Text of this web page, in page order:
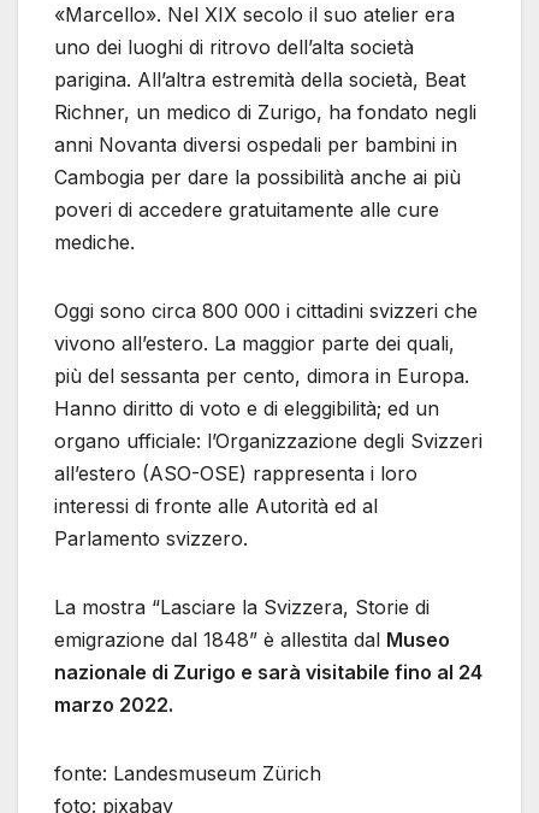
«Marcello». Nel XIX secolo il suo atelier era
uno dei luoghi di ritrovo dell’alta società
parigina. All’altra estremità della società, Beat
Richner, un medico di Zurigo, ha fondato negli
anni Novanta diversi ospedali per bambini in
Cambogia per dare la possibilità anche ai più
poveri di accedere gratuitamente alle cure
mediche.
Oggi sono circa 800 000 i cittadini svizzeri che
vivono all’estero. La maggior parte dei quali,
più del sessanta per cento, dimora in Europa.
Hanno diritto di voto e di eleggibilità; ed un
organo ufficiale: l’Organizzazione degli Svizzeri
all’estero (ASO-OSE) rappresenta i loro
interessi di fronte alle Autorità ed al
Parlamento svizzero.
La mostra “Lasciare la Svizzera, Storie di
emigrazione dal 1848” è allestita dal Museo
nazionale di Zurigo e sarà visitabile fino al 24
marzo 2022.
fonte: Landesmuseum Zürich
foto: pixabay